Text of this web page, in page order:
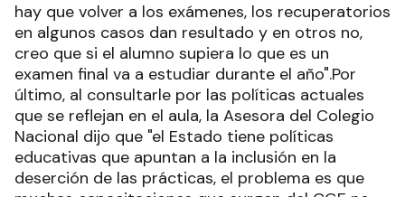
hay que volver a los exámenes, los recuperatorios
en algunos casos dan resultado y en otros no,
creo que si el alumno supiera lo que es un
examen final va a estudiar durante el año".Por
último, al consultarle por las políticas actuales
que se reflejan en el aula, la Asesora del Colegio
Nacional dijo que "el Estado tiene políticas
educativas que apuntan a la inclusión en la
deserción de las prácticas, el problema es que